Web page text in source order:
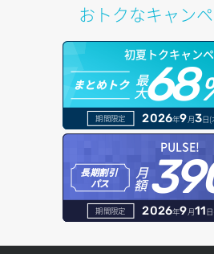
REAL（member）削除
REAL（member）更新
REAL（member）詳細取得
REAL（member）追加
VIP一覧取得
オブジェクトバージョン管理
オブジェクト削除
オブジェクト削除予約
オブジェクト複製
オブジェクト詳細取得
コンテナ削除
入金履歴取得
告知一覧取得
告知詳細取得
告知閲覧ステータス変更
請求データ一覧取得
ドメイン情報更新
ドメイン情報登録
ドメイン詳細取得
レコード一覧取得
レコード更新
DBサーバー容量取得
DBサーバー容量変更
DBサーバー更新
DBサーバー詳細取得
DBサーバー追加
DBユーザー一覧取得
おトクなキャン
初夏トクキャン
まとめトク 最
大68
期間限定 2026年9月3日(
PULSE!
長期割引
パス
月
額
期間限定 2026年9月11